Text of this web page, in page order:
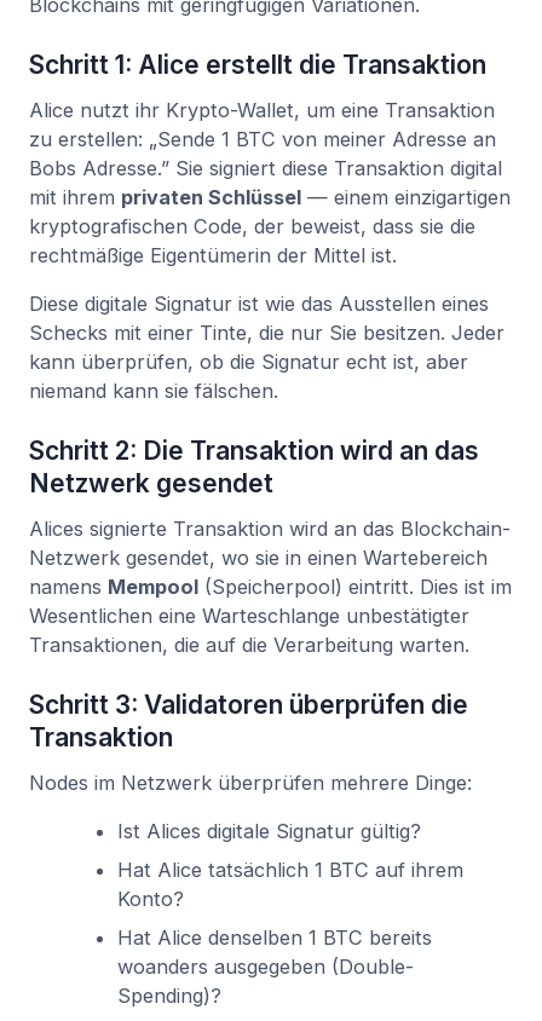
Blockchains mit geringfügigen Variationen.
Schritt 1: Alice erstellt die Transaktion
Alice nutzt ihr Krypto-Wallet, um eine Transaktion
zu erstellen: „Sende 1 BTC von meiner Adresse an
Bobs Adresse.” Sie signiert diese Transaktion digital
mit ihrem privaten Schlüssel — einem einzigartigen
kryptografischen Code, der beweist, dass sie die
rechtmäßige Eigentümerin der Mittel ist.
Diese digitale Signatur ist wie das Ausstellen eines
Schecks mit einer Tinte, die nur Sie besitzen. Jeder
kann überprüfen, ob die Signatur echt ist, aber
niemand kann sie fälschen.
Schritt 2: Die Transaktion wird an das
Netzwerk gesendet
Alices signierte Transaktion wird an das Blockchain-
Netzwerk gesendet, wo sie in einen Wartebereich
namens Mempool (Speicherpool) eintritt. Dies ist im
Wesentlichen eine Warteschlange unbestätigter
Transaktionen, die auf die Verarbeitung warten.
Schritt 3: Validatoren überprüfen die
Transaktion
Nodes im Netzwerk überprüfen mehrere Dinge:
Ist Alices digitale Signatur gültig?
Hat Alice tatsächlich 1 BTC auf ihrem
Konto?
Hat Alice denselben 1 BTC bereits
woanders ausgegeben (Double-
Spending)?